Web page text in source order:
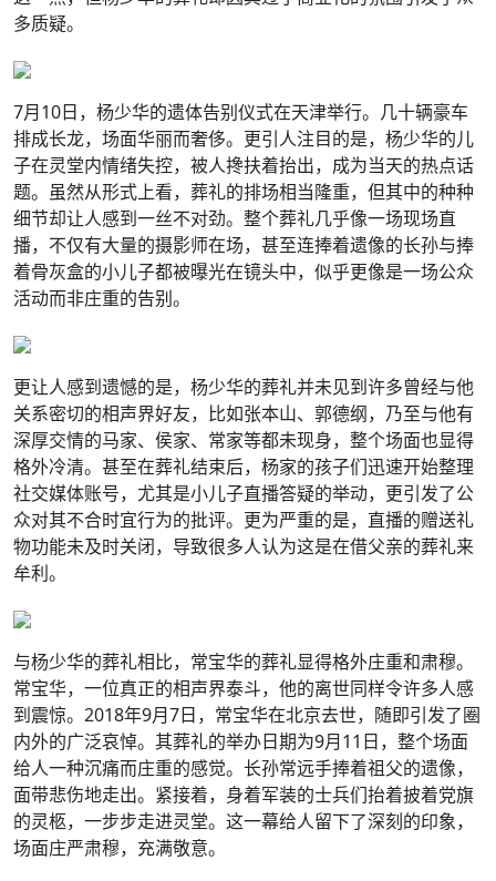
多质疑。
7月10日，杨少华的遗体告别仪式在天津举行。几十辆豪车
排成长龙，场面华丽而奢侈。更引人注目的是，杨少华的儿
子在灵堂内情绪失控，被人搀扶着抬出，成为当天的热点话
题。虽然从形式上看，葬礼的排场相当隆重，但其中的种种
细节却让人感到一丝不对劲。整个葬礼几乎像一场现场直
播，不仅有大量的摄影师在场，甚至连捧着遗像的长孙与捧
着骨灰盒的小儿子都被曝光在镜头中，似乎更像是一场公众
活动而非庄重的告别。
更让人感到遗憾的是，杨少华的葬礼并未见到许多曾经与他
关系密切的相声界好友，比如张本山、郭德纲，乃至与他有
深厚交情的马家、侯家、常家等都未现身，整个场面也显得
格外冷清。甚至在葬礼结束后，杨家的孩子们迅速开始整理
社交媒体账号，尤其是小儿子直播答疑的举动，更引发了公
众对其不合时宜行为的批评。更为严重的是，直播的赠送礼
物功能未及时关闭，导致很多人认为这是在借父亲的葬礼来
牟利。
与杨少华的葬礼相比，常宝华的葬礼显得格外庄重和肃穆。
常宝华，一位真正的相声界泰斗，他的离世同样令许多人感
到震惊。2018年9月7日，常宝华在北京去世，随即引发了圈
内外的广泛哀悼。其葬礼的举办日期为9月11日，整个场面
给人一种沉痛而庄重的感觉。长孙常远手捧着祖父的遗像，
面带悲伤地走出。紧接着，身着军装的士兵们抬着披着党旗
的灵柩，一步步走进灵堂。这一幕给人留下了深刻的印象，
场面庄严肃穆，充满敬意。